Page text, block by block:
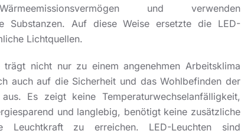
und verwenden
Substanzen. Auf diese Weise ersetzte die LED-
Lichtquellen.
trägt nicht nur zu einem angenehmen Arbeitsklima
auch auf die Sicherheit und das Wohlbefinden der
Es zeigt keine Temperaturwechselanfälligkeit,
und langlebig, benötigt keine zusätzliche
zu erreichen. LED-Leuchten sind